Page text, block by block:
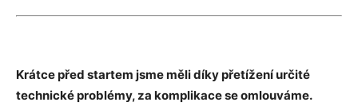
Krátce před startem jsme měli díky přetížení určité
technické problémy, za komplikace se omlouváme.